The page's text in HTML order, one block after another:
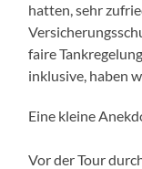
hatten, sehr
faire
inklusive, haben
Eine kleine
Vor der Tour